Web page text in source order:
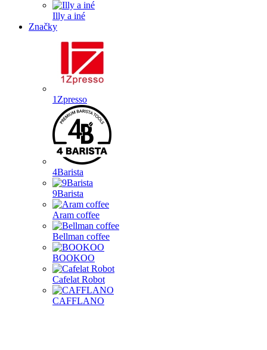
Illy a iné
Značky
1Zpresso
4Barista
9Barista
Aram coffee
Bellman coffee
BOOKOO
Cafelat Robot
CAFFLANO